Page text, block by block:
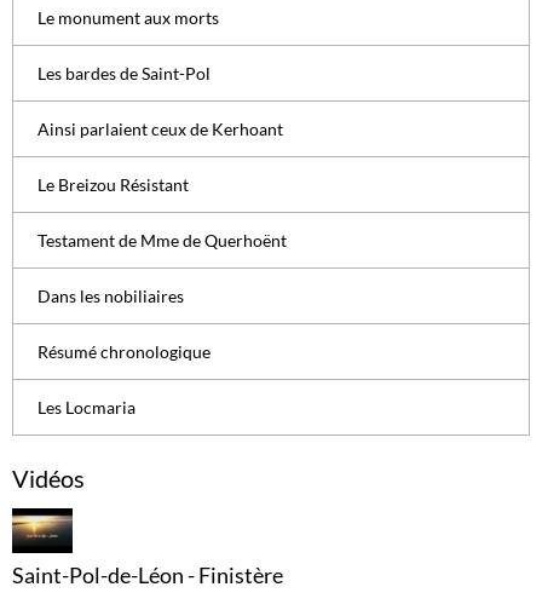
Le monument aux morts
Les bardes de Saint-Pol
Ainsi parlaient ceux de Kerhoant
Le Breizou Résistant
Testament de Mme de Querhoënt
Dans les nobiliaires
Résumé chronologique
Les Locmaria
Vidéos
Saint-Pol-de-Léon - Finistère